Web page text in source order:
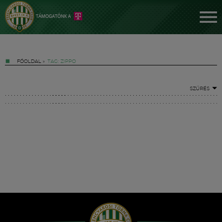
FŐOLDAL » TAG: ZIPPO
SZŰRÉS
Hírek